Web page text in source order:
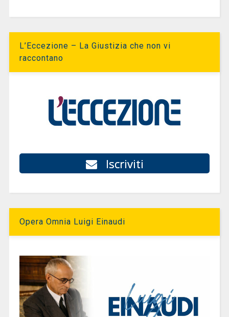
L’Eccezione – La Giustizia che non vi
raccontano
Iscriviti
Opera Omnia Luigi Einaudi